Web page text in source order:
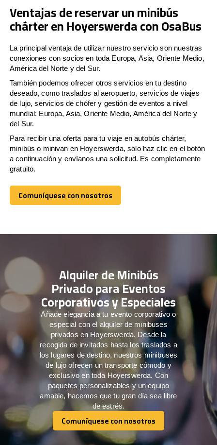
Ventajas de reservar un minibús
chárter en Hoyerswerda con OsaBus
La principal ventaja de utilizar nuestro servicio son nuestras
conexiones con socios en toda Europa, Asia, Oriente Medio,
América del Norte y del Sur.
También podemos ofrecer otros servicios en tu destino
deseado, como traslados al aeropuerto, servicios de viajes
de lujo, servicios de chófer y gestión de eventos a nivel
mundial: Europa, Asia, Oriente Medio, América del Norte y
del Sur.
Para recibir una oferta para tu viaje en autobús chárter,
minibús o minivan en Hoyerswerda, solo haz clic en el botón
a continuación y envíanos una solicitud. Es completamente
gratuito.
Comuníquese con nosotros
Comuníquese con nosotros
Alquiler de Minibús
Privado para Eventos
Corporativos y Especiales
Añade elegancia a tu evento corporativo o
especial con el alquiler de minibuses
privados en Hoyerswerda. Desde la
recogida de invitados hasta los traslados a
los lugares de destino, nuestros minibuses
de lujo ofrecen un transporte cómodo y
exclusivo en toda Hoyerswerda. Con
paquetes personalizables y un equipo
amable, hacemos que tu gran día sea libre
de estrés.
Comuníquese con nosotros
Comuníquese con nosotros